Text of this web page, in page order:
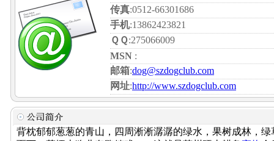
传真:0512-66301686
手机:13862423821
ＱＱ:275066009
MSN :
邮箱:dog@szdogclub.com
网址:http://www.szdogclub.com
背枕郁郁葱葱的青山，四周淅淅潺潺的绿水，果树成林，